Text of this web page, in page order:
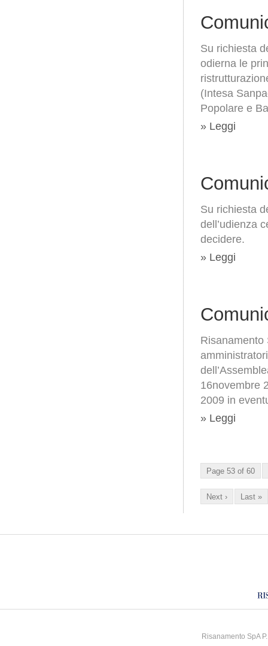
Su richiesta
odierna le
(Intesa
Popolare e
» Leggi
Su richiesta
dell’udienza
decidere.
» Leggi
Risanamento
16novembre
2009 in
» Leggi
Page 53 of 60
Next › Last »
Risanamento SpA